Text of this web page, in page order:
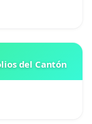
del Cantón